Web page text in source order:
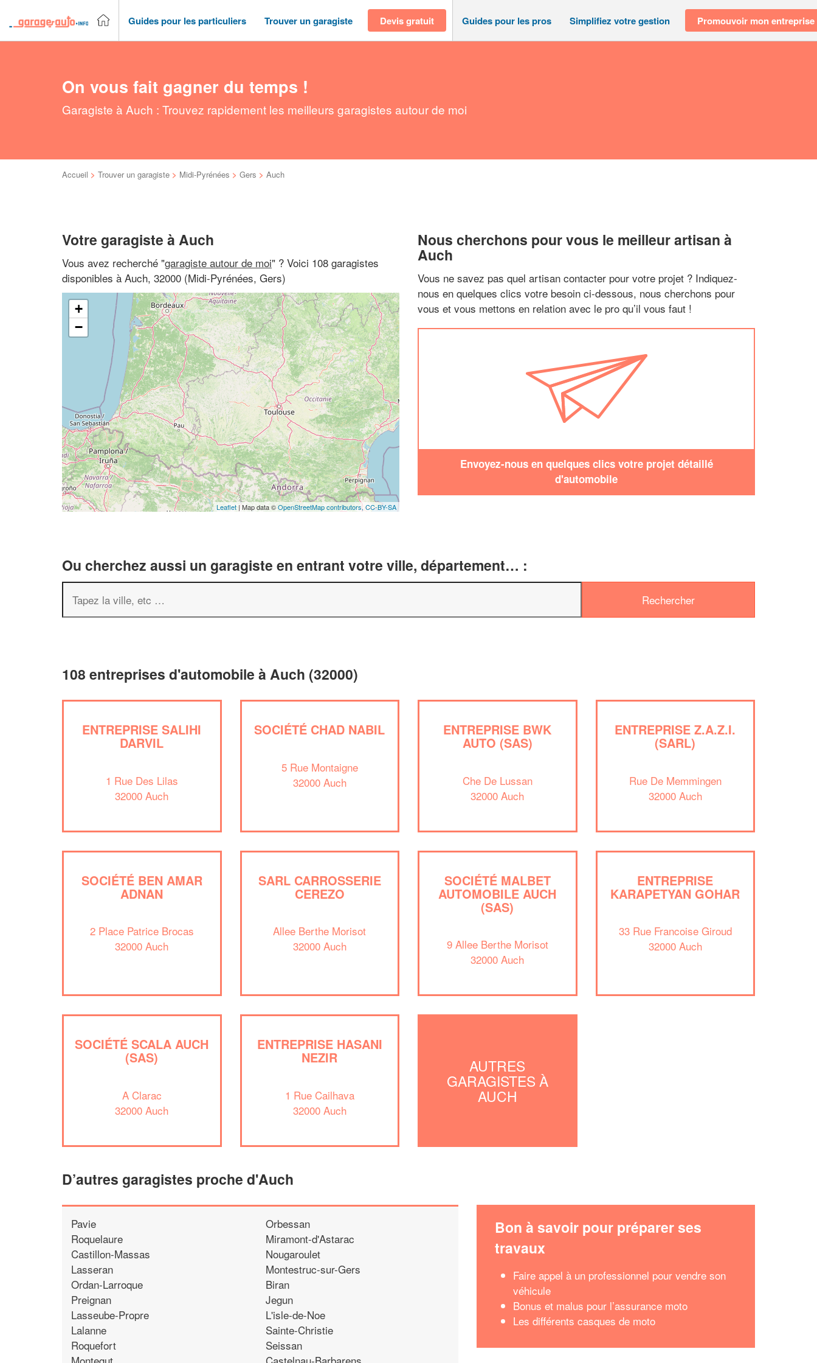
Guides pour les particuliers Trouver un garagiste Devis gratuit Guides pour les pros Simplifiez votre gestion Promouvoir mon entreprise
On vous fait gagner du temps !
Garagiste à Auch : Trouvez rapidement les meilleurs garagistes autour de moi
Accueil > Trouver un garagiste > Midi-Pyrénées > Gers > Auch
Votre garagiste à Auch
Vous avez recherché "garagiste autour de moi" ? Voici 108 garagistes
disponibles à Auch, 32000 (Midi-Pyrénées, Gers)
+
−
Leaflet | Map data ©OpenStreetMap contributors,CC-BY-SA
Nous cherchons pour vous le meilleur artisan à
Auch
Vous ne savez pas quel artisan contacter pour votre projet ? Indiquez-
nous en quelques clics votre besoin ci-dessous, nous cherchons pour
vous et vous mettons en relation avec le pro qu’il vous faut !
Envoyez-nous en quelques clics votre projet détaillé
d'automobile
Ou cherchez aussi un garagiste en entrant votre ville, département… :
108 entreprises d'automobile à Auch (32000)
ENTREPRISE SALIHI
DARVIL
1 Rue Des Lilas
32000 Auch
SOCIÉTÉ CHAD NABIL
5 Rue Montaigne
32000 Auch
ENTREPRISE BWK
AUTO (SAS)
Che De Lussan
32000 Auch
ENTREPRISE Z.A.Z.I.
(SARL)
Rue De Memmingen
32000 Auch
SOCIÉTÉ BEN AMAR
ADNAN
2 Place Patrice Brocas
32000 Auch
SARL CARROSSERIE
CEREZO
Allee Berthe Morisot
32000 Auch
SOCIÉTÉ MALBET
AUTOMOBILE AUCH
(SAS)
9 Allee Berthe Morisot
32000 Auch
ENTREPRISE
KARAPETYAN GOHAR
33 Rue Francoise Giroud
32000 Auch
SOCIÉTÉ SCALA AUCH
(SAS)
A Clarac
32000 Auch
ENTREPRISE HASANI
NEZIR
1 Rue Cailhava
32000 Auch
AUTRES
GARAGISTES À
AUCH
D’autres garagistes proche d'Auch
Pavie
Roquelaure
Castillon-Massas
Lasseran
Ordan-Larroque
Preignan
Lasseube-Propre
Lalanne
Roquefort
Montegut
Orbessan
Miramont-d'Astarac
Nougaroulet
Montestruc-sur-Gers
Biran
Jegun
L'isle-de-Noe
Sainte-Christie
Seissan
Castelnau-Barbarens
Bon à savoir pour préparer ses
travaux
Faire appel à un professionnel pour vendre son
véhicule
Bonus et malus pour l’assurance moto
Les différents casques de moto
✕
professionnel ?